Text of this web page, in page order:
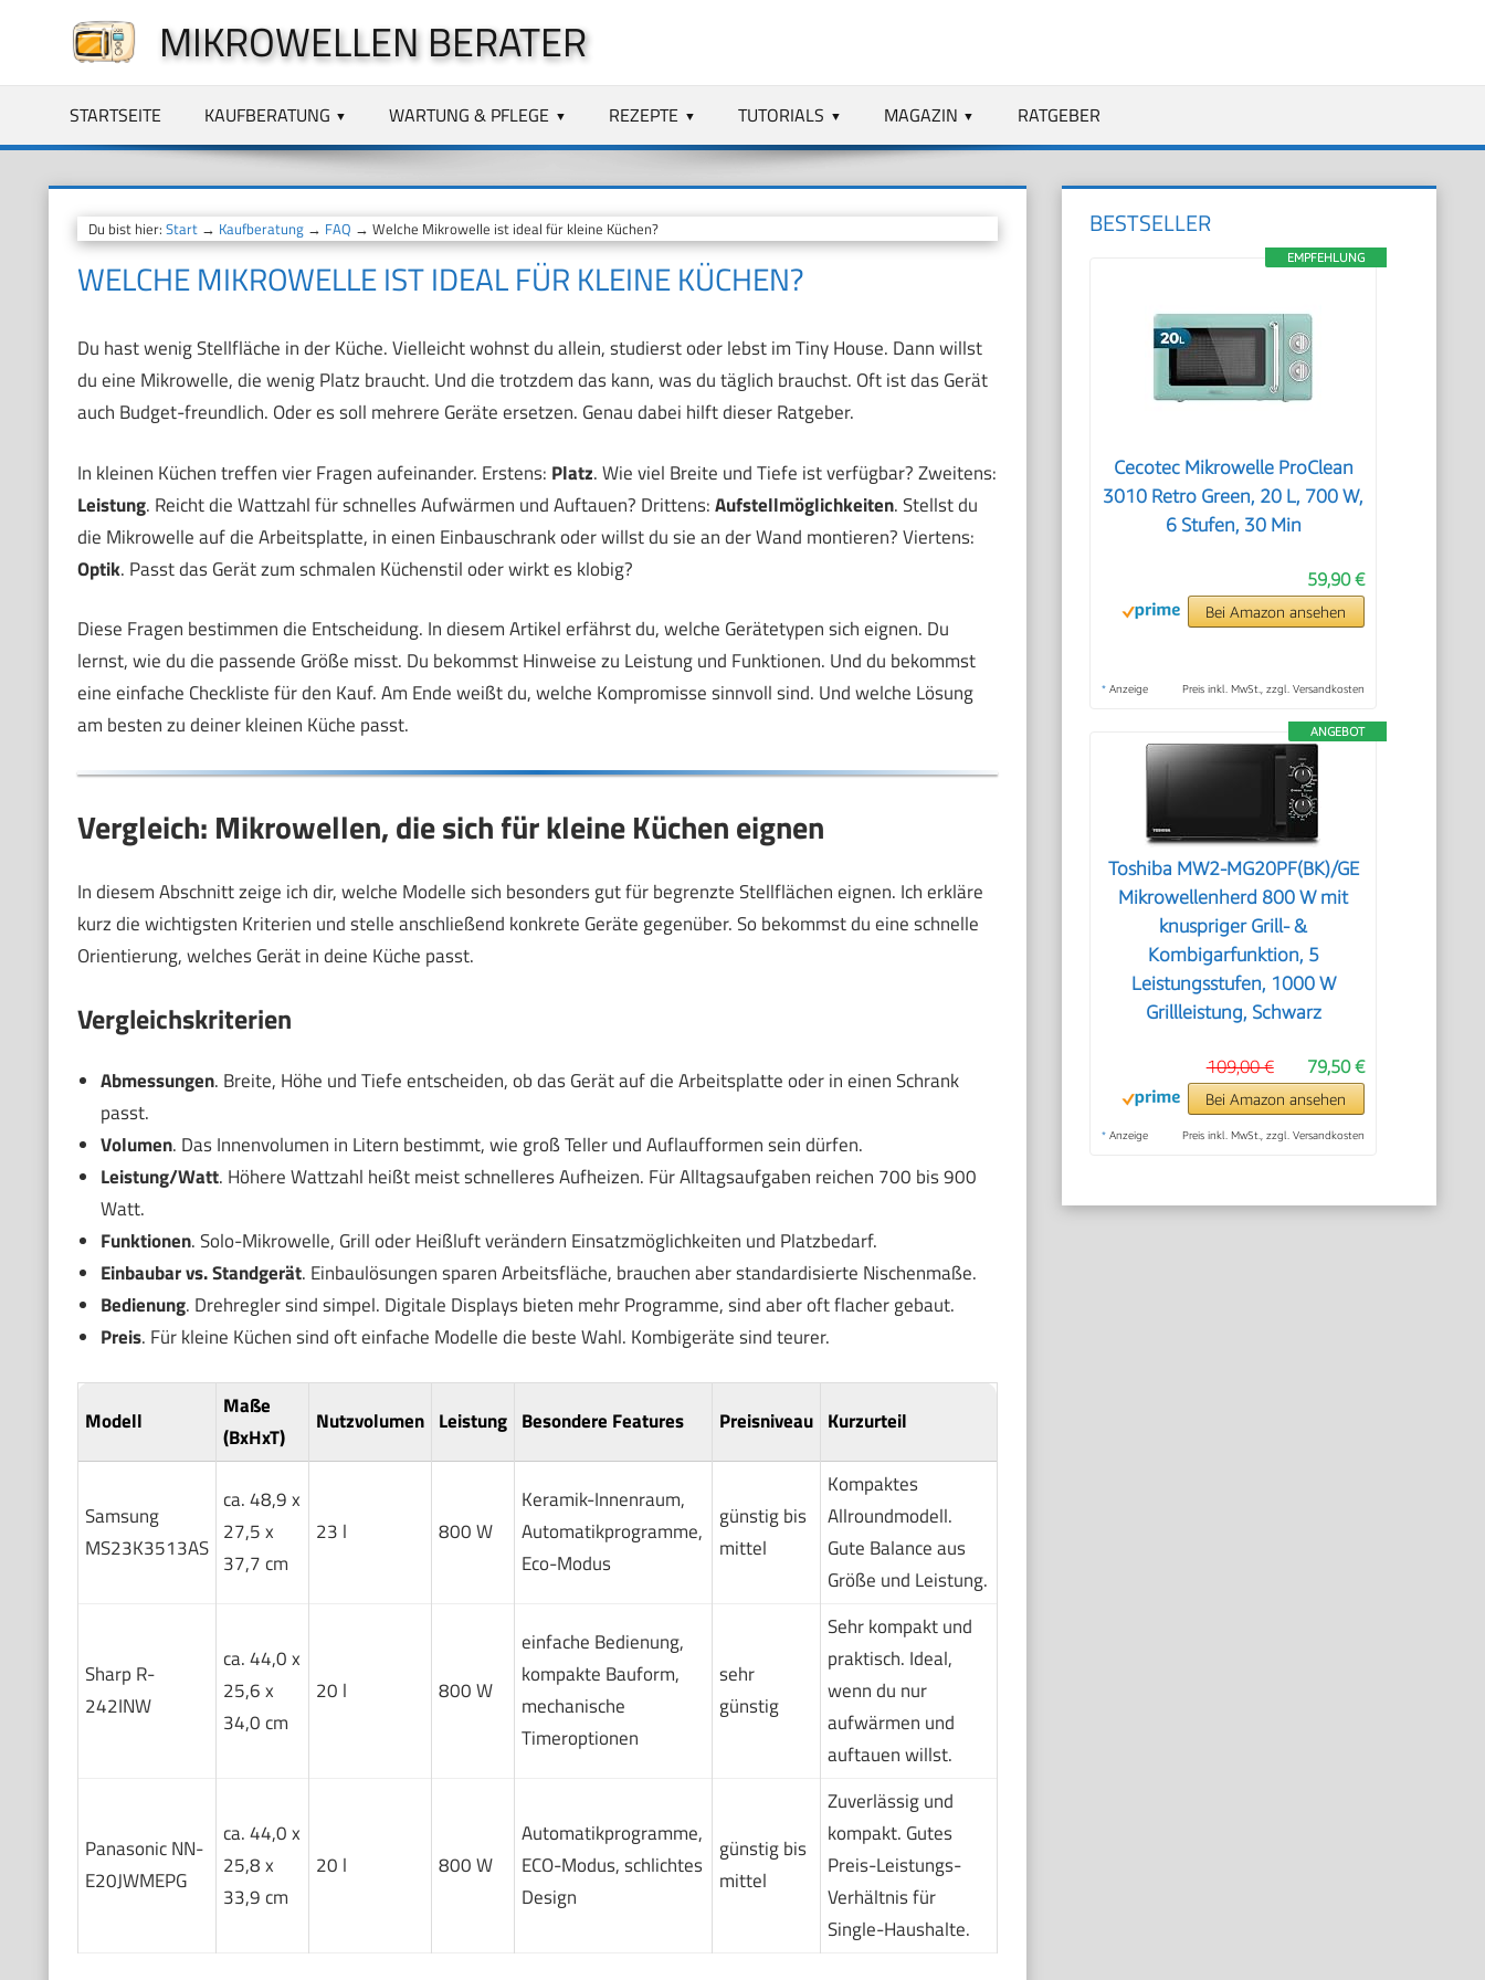
springen
MIKROWELLEN BERATER
STARTSEITE KAUFBERATUNG WARTUNG & PFLEGE REZEPTE TUTORIALS MAGAZIN RATGEBER
Du bist hier: Start→ Kaufberatung→ FAQ → Welche Mikrowelle ist ideal für kleine Küchen?
WELCHE MIKROWELLE IST IDEAL FÜR KLEINE KÜCHEN?
Du hast wenig Stellfläche in der Küche. Vielleicht wohnst du allein, studierst oder lebst im Tiny House. Dann willst
du eine Mikrowelle, die wenig Platz braucht. Und die trotzdem das kann, was du täglich brauchst. Oft ist das Gerät
auch Budget-freundlich. Oder es soll mehrere Geräte ersetzen. Genau dabei hilft dieser Ratgeber.
In kleinen Küchen treffen vier Fragen aufeinander. Erstens: Platz. Wie viel Breite und Tiefe ist verfügbar? Zweitens:
Leistung. Reicht die Wattzahl für schnelles Aufwärmen und Auftauen? Drittens:Aufstellmöglichkeiten. Stellst du
die Mikrowelle auf die Arbeitsplatte, in einen Einbauschrank oder willst du sie an der Wand montieren? Viertens:
Optik. Passt das Gerät zum schmalen Küchenstil oder wirkt es klobig?
Diese Fragen bestimmen die Entscheidung. In diesem Artikel erfährst du, welche Gerätetypen sich eignen. Du
lernst, wie du die passende Größe misst. Du bekommst Hinweise zu Leistung und Funktionen. Und du bekommst
eine einfache Checkliste für den Kauf. Am Ende weißt du, welche Kompromisse sinnvoll sind. Und welche Lösung
am besten zu deiner kleinen Küche passt.
Vergleich: Mikrowellen, die sich für kleine Küchen eignen
In diesem Abschnitt zeige ich dir, welche Modelle sich besonders gut für begrenzte Stellflächen eignen. Ich erkläre
kurz die wichtigsten Kriterien und stelle anschließend konkrete Geräte gegenüber. So bekommst du eine schnelle
Orientierung, welches Gerät in deine Küche passt.
Vergleichskriterien
Abmessungen. Breite, Höhe und Tiefe entscheiden, ob das Gerät auf die Arbeitsplatte oder in einen Schrank
passt.
Volumen. Das Innenvolumen in Litern bestimmt, wie groß Teller und Auflaufformen sein dürfen.
Leistung/Watt. Höhere Wattzahl heißt meist schnelleres Aufheizen. Für Alltagsaufgaben reichen 700 bis 900
Watt.
Funktionen. Solo-Mikrowelle, Grill oder Heißluft verändern Einsatzmöglichkeiten und Platzbedarf.
Einbaubar vs. Standgerät. Einbaulösungen sparen Arbeitsfläche, brauchen aber standardisierte Nischenmaße.
Bedienung. Drehregler sind simpel. Digitale Displays bieten mehr Programme, sind aber oft flacher gebaut.
Preis. Für kleine Küchen sind oft einfache Modelle die beste Wahl. Kombigeräte sind teurer.
Modell
Maße
(BxHxT)
Nutzvolumen Leistung Besondere Features Preisniveau Kurzurteil
Samsung
MS23K3513AS
ca. 48,9 x
27,5 x
37,7 cm
23 l 800 W
Keramik-Innenraum,
Automatikprogramme,
Eco-Modus
günstig bis
mittel
Kompaktes
Allroundmodell.
Gute Balance aus
Größe und Leistung.
Sharp R-
242INW
ca. 44,0 x
25,6 x
34,0 cm
20 l 800 W
einfache Bedienung,
kompakte Bauform,
mechanische
Timeroptionen
sehr
günstig
Sehr kompakt und
praktisch. Ideal,
wenn du nur
aufwärmen und
auftauen willst.
Panasonic NN-
E20JWMEPG
ca. 44,0 x
25,8 x
33,9 cm
20 l 800 W
Automatikprogramme,
ECO-Modus, schlichtes
Design
günstig bis
mittel
Zuverlässig und
kompakt. Gutes
Preis-Leistungs-
Verhältnis für
Single-Haushalte.
BESTSELLER
EMPFEHLUNG
Cecotec Mikrowelle ProClean
3010 Retro Green, 20 L, 700 W,
6 Stufen, 30 Min
59,90 €
Bei Amazon ansehen
* Anzeige Preis inkl. MwSt., zzgl. Versandkosten
ANGEBOT
Toshiba MW2-MG20PF(BK)/GE
Mikrowellenherd 800 W mit
knuspriger Grill- &
Kombigarfunktion, 5
Leistungsstufen, 1000 W
Grillleistung, Schwarz
79,50 €
109,00 €
Bei Amazon ansehen
* Anzeige Preis inkl. MwSt., zzgl. Versandkosten